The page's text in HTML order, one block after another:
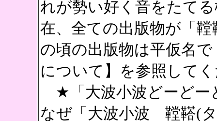
れが勢い好く音をたて
在、全ての出版物が「
の頃の出版物は平仮名
について】を参照して
★「大波小波どーどー
なぜ「大波小波 鞺鞳(